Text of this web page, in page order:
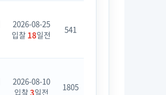
2026-08-25
입찰18일전 541
2026-08-10
입찰3일전 1805